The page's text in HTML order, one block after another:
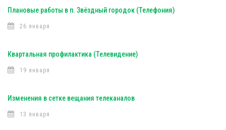
Плановые работы в п. Звёздный городок (Телефония)
26 января
Квартальная профилактика (Телевидение)
19 января
Изменения в сетке вещания телеканалов
13 января